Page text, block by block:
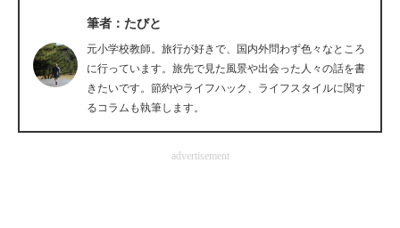
ITエンジニア向け専門サイト
企業向けIT製品の総合サイト
IT製品の技術・比較・事例
筆者：たびと
元小学校教師。旅行が好きで、国内外問わず色々なところ
に行っています。旅先で見た風景や出会った人々の話を書
きたいです。節約やライフハック、ライフスタイルに関す
るコラムも執筆します。
advertisement